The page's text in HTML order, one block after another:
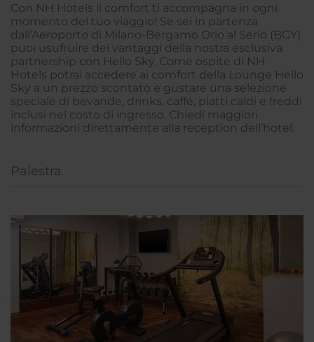
Con NH Hotels il comfort ti accompagna in ogni
momento del tuo viaggio! Se sei in partenza
dall’Aeroporto di Milano-Bergamo Orio al Serio (BGY)
puoi usufruire dei vantaggi della nostra esclusiva
partnership con Hello Sky. Come ospite di NH
Hotels potrai accedere ai comfort della Lounge Hello
Sky a un prezzo scontato e gustare una selezione
speciale di bevande, drinks, caffé, piatti caldi e freddi
inclusi nel costo di ingresso. Chiedi maggiori
informazioni direttamente alla reception dell’hotel.
Palestra